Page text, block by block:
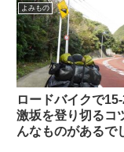
モデルの使用感】
よみもの
ロードバイクで
激坂を登り切るコ
んなものがあるで